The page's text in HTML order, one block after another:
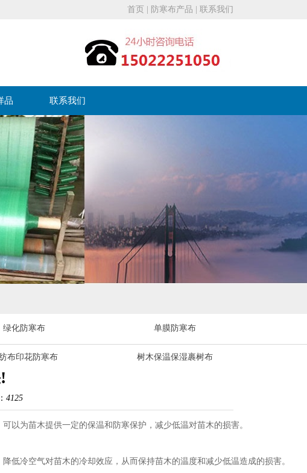
首页 防寒布产品 联系我们
品 联系我们
绿化防寒布 单膜防寒布
布印花防寒布 树木保温保湿裹树布
4125
可以为苗木提供一定的保温和防寒保护，减少低温对苗木的损害。
低冷空气对苗木的冷却效应，从而保持苗木的温度和减少低温造成的损害。